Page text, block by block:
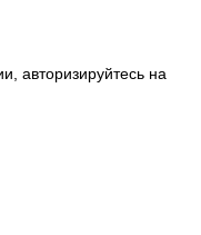
авторизируйтесь на